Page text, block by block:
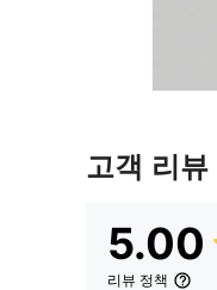
고객 리뷰
5.00
리뷰 정책